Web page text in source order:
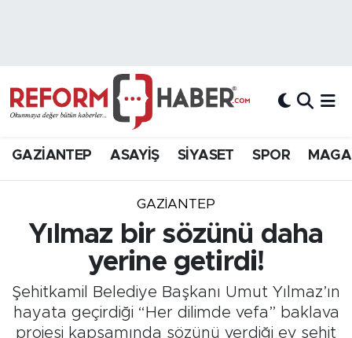
GAZİANTEP ASAYİŞ SİYASET SPOR
GAZIANTEP
Yılmaz bir sözünü daha
yerine getirdi!
Şehitkamil Belediye Başkanı Umut Yılmaz’ın
hayata geçirdiği “Her dilimde vefa” baklava
projesi kapsamında sözünü verdiği ev şehit
Hava Durumu
Süper Lig Puan Durumu ve Fikstür
Tüm Manşetler
Son Dakika Haberleri
Haber Arşivi